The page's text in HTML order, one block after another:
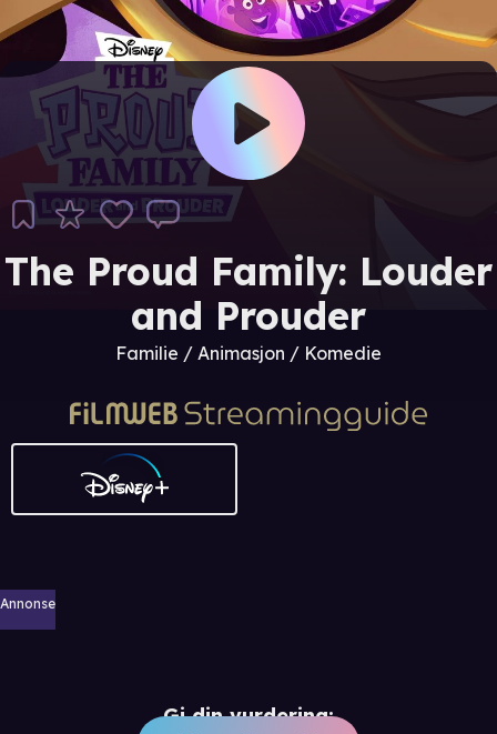
The Proud Family: Louder
and Prouder
Familie / Animasjon / Komedie
Annonse
Gi din vurdering: